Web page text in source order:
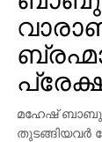
മഹേഷ് ബാബു,
തുടങ്ങിയവർ